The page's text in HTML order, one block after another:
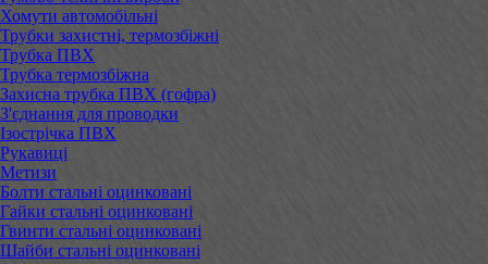
Хомути автомобільні
Трубки захистні, термозбіжні
Трубка ПВХ
Трубка термозбіжна
Захисна трубка ПВХ (гофра)
З'єднання для проводки
Ізострічка ПВХ
Рукавиці
Метизи
Болти стальні оцинковані
Гайки стальні оцинковані
Гвинти стальні оцинковані
Шайби стальні оцинковані